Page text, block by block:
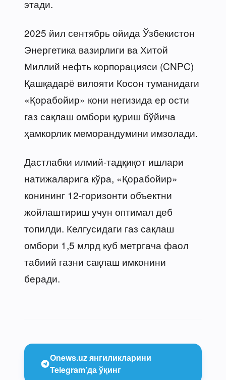
этади.
2025 йил сентябрь ойида Ўзбекистон
Энергетика вазирлиги ва Хитой
Миллий нефть корпорацияси (CNPC)
Қашқадарё вилояти Косон туманидаги
«Қорабойир» кони негизида ер ости
газ сақлаш омбори қуриш бўйича
ҳамкорлик меморандумини имзолади.
Дастлабки илмий-тадқиқот ишлари
натижаларига кўра, «Қорабойир»
конининг 12-горизонти объектни
жойлаштириш учун оптимал деб
топилди. Келгусидаги газ сақлаш
омбори 1,5 млрд куб метргача фаол
табиий газни сақлаш имконини
беради.
Onews.uz янгиликларини
Telegram’да ўқинг